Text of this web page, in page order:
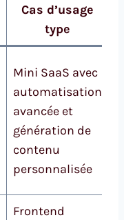
Cas d’usage
type
Mini SaaS avec
automatisation
avancée et
génération de
contenu
personnalisée
Frontend